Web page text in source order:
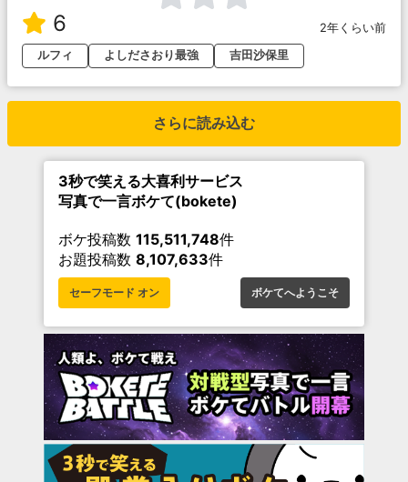
6
2年くらい前
ルフィ
よしださおり最強 吉田沙保里
さらに読み込む
3秒で笑える大喜利サービス
写真で一言ボケて(bokete)
ボケ投稿数 115,511,748件
お題投稿数 8,107,633件
セーフモード オン ボケてへようこそ